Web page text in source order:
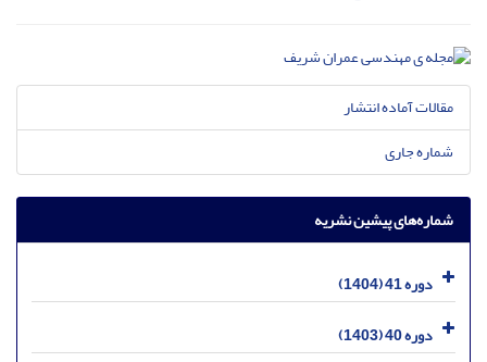
مقالات آماده انتشار
شماره جاری
شماره‌های پیشین نشریه
دوره 41 (1404)
دوره 40 (1403)